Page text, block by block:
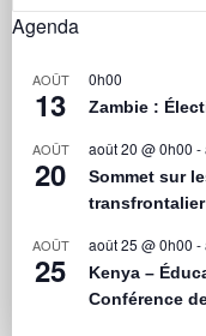
Agenda
AOÛT
13
0h00
Zambie :
AOÛT
20
août 20 @ 0h00 -
Sommet sur
AOÛT
25
août 25 @ 0h00 -
Kenya –
Conférence